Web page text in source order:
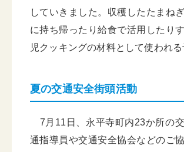
していきました。収穫したたまね
に持ち帰ったり給食で活用したり
児クッキングの材料として使われる
夏の交通安全街頭活動
7月11日、永平寺町内23か所の
通指導員や交通安全協会などのご協